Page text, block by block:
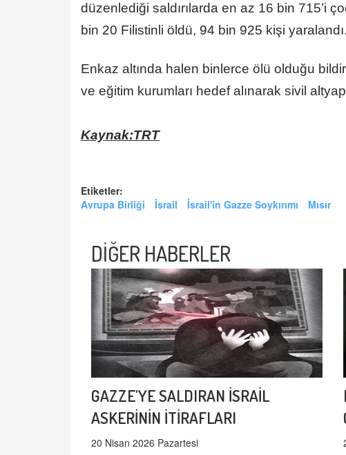
düzenlediği saldırılarda en az 16 bin 715’i
bin 20 Filistinli öldü, 94 bin 925 kişi yaralandı.
Enkaz altında halen binlerce ölü olduğu
ve eğitim kurumları hedef alınarak sivil
Kaynak:TRT
Etiketler:
Avrupa Birliği
İsrail İsrail'in Gazze Soykırımı Mısır
DİĞER HABERLER
GAZZE'YE SALDIRAN İSRAİL
ASKERİNİN İTİRAFLARI
20 Nisan 2026 Pazartesi